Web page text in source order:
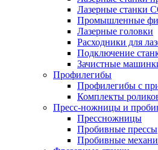
Лазерные станки
Промышленные
Лазерные головки
Расходники для
Подключение
Зачистные
Профилегибы
Профилегибы с
Комплекты
Пресс-ножницы и
Прессножницы
Пробивные прессы
Пробивные